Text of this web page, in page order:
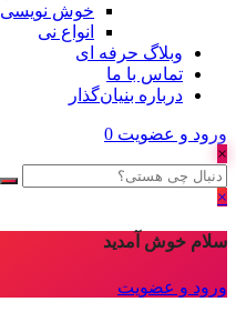
خوش نویسی
انواع نی
وبلاگ حرفه ای
تماس با ما
درباره بنیان‌گذار
ورود و عضویت 0
×
×
سلام خوش آمدید
ورود و عضویت